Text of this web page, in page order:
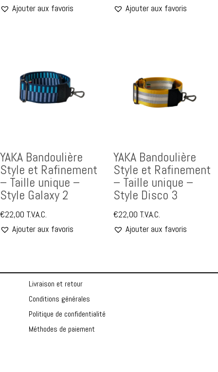
Ajouter aux favoris
Ajouter aux favoris
YAKA Bandoulière
Style et Rafinement
– Taille unique –
Style Galaxy 2
€22,00 T.V.A.C.
Ajouter aux favoris
YAKA Bandoulière
Style et Rafinement
– Taille unique –
Style Disco 3
€22,00 T.V.A.C.
Ajouter aux favoris
Livraison et retour
Conditions générales
Politique de confidentialité
Méthodes de paiement